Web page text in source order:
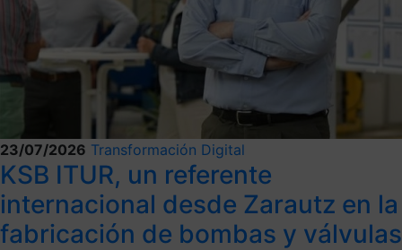
23/07/2026 Transformación Digital
KSB ITUR, un referente
internacional desde Zarautz en la
fabricación de bombas y válvulas